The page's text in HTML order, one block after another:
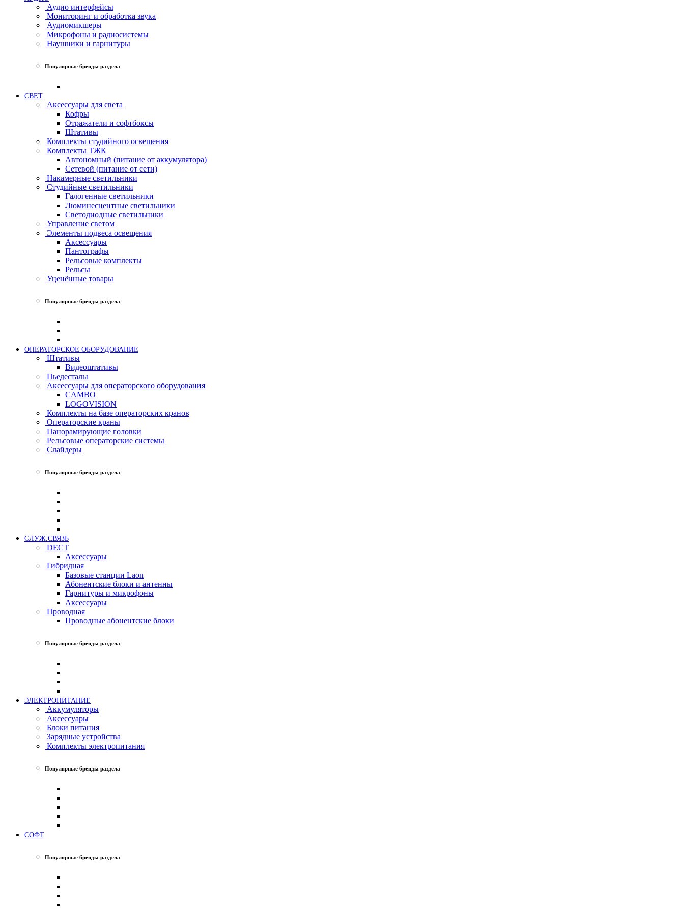
Аудио интерфейсы
Мониторинг и обработка звука
Аудиомикшеры
Микрофоны и радиосистемы
Наушники и гарнитуры
Популярные бренды раздела
СВЕТ
Аксессуары для света
Кофры
Отражатели и софтбоксы
Штативы
Комплекты студийного освещения
Комплекты ТЖК
Автономный (питание от аккумулятора)
Сетевой (питание от сети)
Накамерные светильники
Студийные светильники
Галогенные светильники
Люминесцентные светильники
Светодиодные светильники
Управление светом
Элементы подвеса освещения
Аксессуары
Пантографы
Рельсовые комплекты
Рельсы
Уценённые товары
Популярные бренды раздела
ОПЕРАТОРСКОЕ ОБОРУДОВАНИЕ
Штативы
Видеоштативы
Пьедесталы
Аксессуары для операторского оборудования
CAMBO
LOGOVISION
Комплекты на базе операторских кранов
Операторские краны
Панорамирующие головки
Рельсовые операторские системы
Слайдеры
Популярные бренды раздела
СЛУЖ.СВЯЗЬ
DECT
Аксессуары
Гибридная
Базовые станции Laon
Абонентские блоки и антенны
Гарнитуры и микрофоны
Аксессуары
Проводная
Проводные абонентские блоки
Популярные бренды раздела
ЭЛЕКТРОПИТАНИЕ
Аккумуляторы
Аксессуары
Блоки питания
Зарядные устройства
Комплекты электропитания
Популярные бренды раздела
СОФТ
Популярные бренды раздела